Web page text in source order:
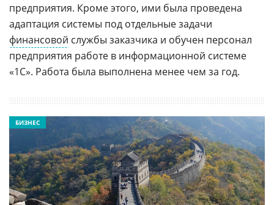
предприятия. Кроме этого, ими была проведена
адаптация системы под отдельные задачи
финансовой службы заказчика и обучен персонал
предприятия работе в информационной системе
«1С». Работа была выполнена менее чем за год.
БИЗНЕС